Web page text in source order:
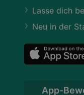
Lasse dich
Neu in der
App-